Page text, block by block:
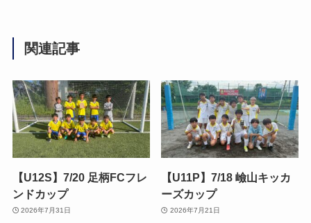
関連記事
【U12S】7/20 足柄FCフレ
ンドカップ
2026年7月31日
【U11P】7/18 嶮山キッカ
ーズカップ
2026年7月21日